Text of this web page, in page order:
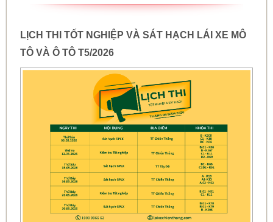
LỊCH THI TỐT NGHIỆP VÀ SÁT HẠCH LÁI XE MÔ
TÔ VÀ Ô TÔ T5/2026